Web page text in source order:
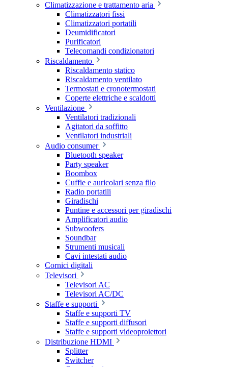
Climatizzazione e trattamento aria
Climatizzatori fissi
Climatizzatori portatili
Deumidificatori
Purificatori
Telecomandi condizionatori
Riscaldamento
Riscaldamento statico
Riscaldamento ventilato
Termostati e cronotermostati
Coperte elettriche e scaldotti
Ventilazione
Ventilatori tradizionali
Agitatori da soffitto
Ventilatori industriali
Audio consumer
Bluetooth speaker
Party speaker
Boombox
Cuffie e auricolari senza filo
Radio portatili
Giradischi
Puntine e accessori per giradischi
Amplificatori audio
Subwoofers
Soundbar
Strumenti musicali
Cavi intestati audio
Cornici digitali
Televisori
Televisori AC
Televisori AC/DC
Staffe e supporti
Staffe e supporti TV
Staffe e supporti diffusori
Staffe e supporti videoproiettori
Distribuzione HDMI
Splitter
Switcher